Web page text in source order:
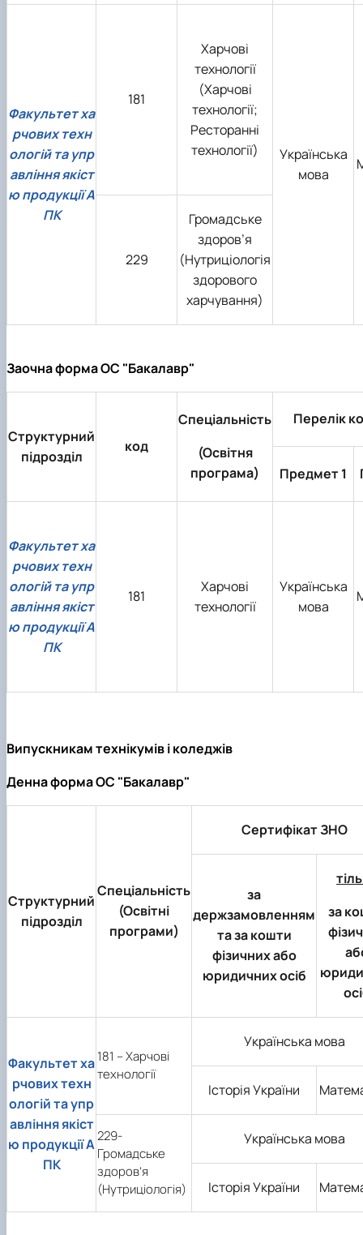
Факультет ха
рчових техн
ологій та упр
авління якіст
ю продукції А
ПК
181
Харчові
технології
(Харчові
технології;
Ресторанні
технології)
Українська
мова
229
Громадське
здоров’я
(Нутриціологія
здорового
харчування)
Заочна форма ОС "Бакалавр"
Структурний
підрозділ
код
Спеціальність
(Освітня
програма)
Перелік
Предмет 1
Факультет ха
рчових техн
ологій та упр
авління якіст
ю продукції А
ПК
181
Харчові
технології
Українська
мова
Випускникам технікумів і коледжів
Денна форма ОС "Бакалавр"
Структурний
підрозділ
Спеціальність
(Освітні
програми)
Сертифікат ЗНО
за
держзамовленням
та за кошти
фізичних або
юридичних осіб
за
Факультет ха
рчових техн
ологій та упр
авління якіст
ю продукції А
ПК
181 – Харчові
технології
Українська мова
Історія України
229-
Громадське
здоров’я
(Нутриціологія)
Українська мова
Історія України